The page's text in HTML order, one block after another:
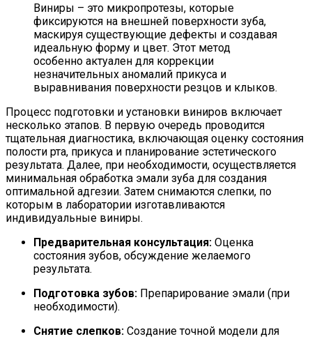
Виниры – это микропротезы, которые
фиксируются на внешней поверхности зуба,
маскируя существующие дефекты и создавая
идеальную форму и цвет. Этот метод
особенно актуален для коррекции
незначительных аномалий прикуса и
выравнивания поверхности резцов и клыков.
Процесс подготовки и установки виниров включает
несколько этапов. В первую очередь проводится
тщательная диагностика, включающая оценку состояния
полости рта, прикуса и планирование эстетического
результата. Далее, при необходимости, осуществляется
минимальная обработка эмали зуба для создания
оптимальной адгезии. Затем снимаются слепки, по
которым в лаборатории изготавливаются
индивидуальные виниры.
Предварительная консультация: Оценка
состояния зубов, обсуждение желаемого
результата.
Подготовка зубов: Препарирование эмали (при
необходимости).
Снятие слепков: Создание точной модели для